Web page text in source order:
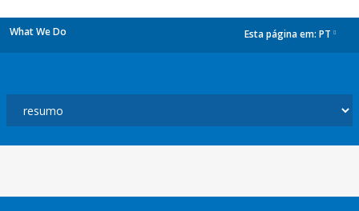
What We Do Esta página em: PT